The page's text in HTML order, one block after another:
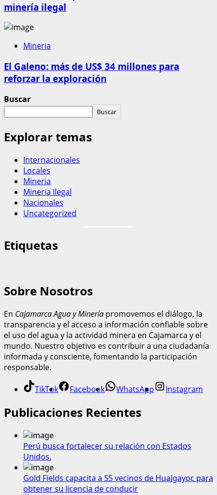
minería ilegal
Mineria
El Galeno: más de US$ 34 millones para
reforzar la exploración
Buscar
Buscar
Explorar temas
Internacionales
Locales
Mineria
Mineria Ilegal
Nacionales
Uncategorized
Etiquetas
Sobre Nosotros
En Cajamarca Agua y Minería promovemos el diálogo, la
transparencia y el acceso a información confiable sobre
el uso del agua y la actividad minera en Cajamarca y el
mundo. Nuestro objetivo es contribuir a una ciudadanía
informada y consciente, fomentando la participación
responsable.
TikTok Facebook WhatsApp Instagram
Publicaciones Recientes
Perú busca fortalecer su relación con Estados
Unidos.
Gold Fields capacita a 55 vecinos de Hualgayoc para
obtener su licencia de conducir